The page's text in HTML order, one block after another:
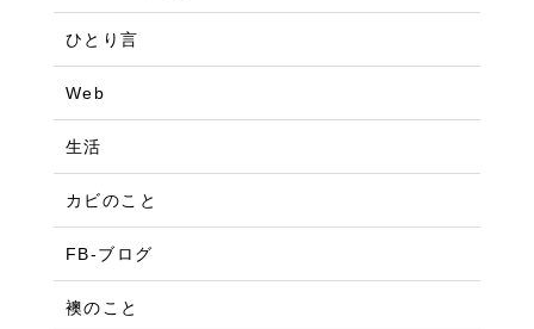
ひとり言
Web
生活
カビのこと
FB-ブログ
襖のこと